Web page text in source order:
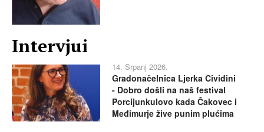
Intervjui
14. Srpanj 2026.
Gradonačelnica Ljerka Cividini
- Dobro došli na naš festival
Porcijunkulovo kada Čakovec i
Međimurje žive punim plućima